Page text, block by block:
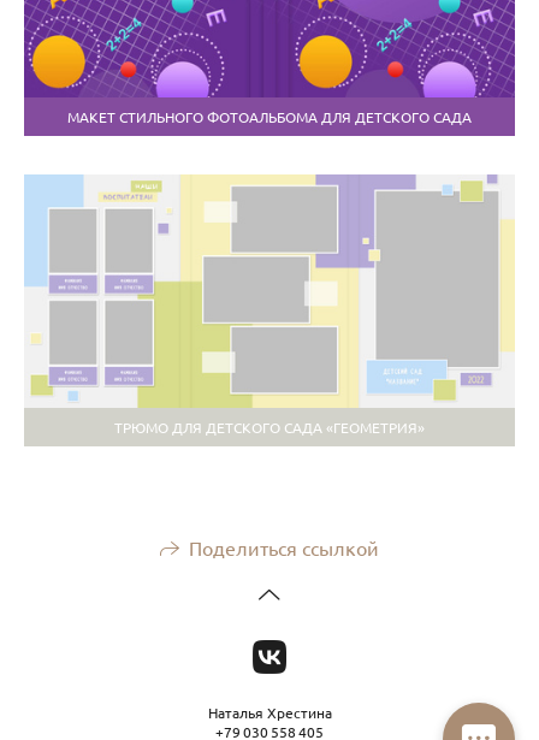
МАКЕТ СТИЛЬНОГО ФОТОАЛЬБОМА ДЛЯ ДЕТСКОГО САДА
ТРЮМО ДЛЯ ДЕТСКОГО САДА «ГЕОМЕТРИЯ»
Поделиться ссылкой
Наталья Хрестина
+79 030 558 405